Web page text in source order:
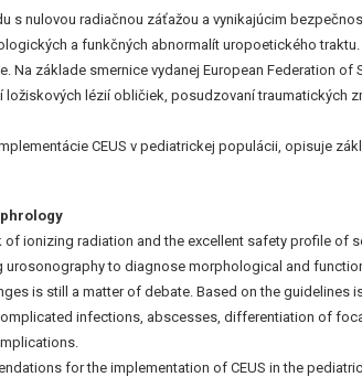
nulovou radiačnou záťažou a vynikajúcim
a funkčných abnormalít uropoetického
základe smernice vydanej European Federation
lézií obličiek, posudzovaní traumatických
CEUS v pediatrickej populácii, opisuje
ionizing radiation and the excellent safety profile of
to diagnose morphological and
is still a matter of debate. Based on the guidelines
infections, abscesses, differentiation of
for the implementation of CEUS in the